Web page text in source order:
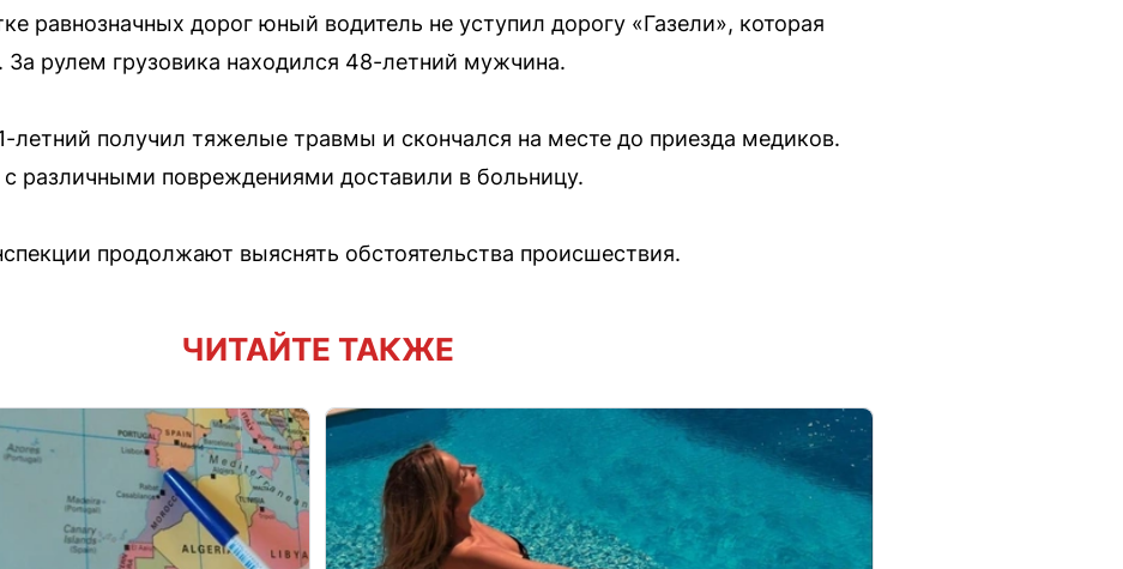
равнозначных дорог юный водитель не уступил дорогу «Газели», которая
За рулем грузовика находился 48-летний мужчина.
летний получил тяжелые травмы и скончался на месте до приезда медиков.
с различными повреждениями доставили в больницу.
продолжают выяснять обстоятельства происшествия.
ЧИТАЙТЕ ТАКЖЕ